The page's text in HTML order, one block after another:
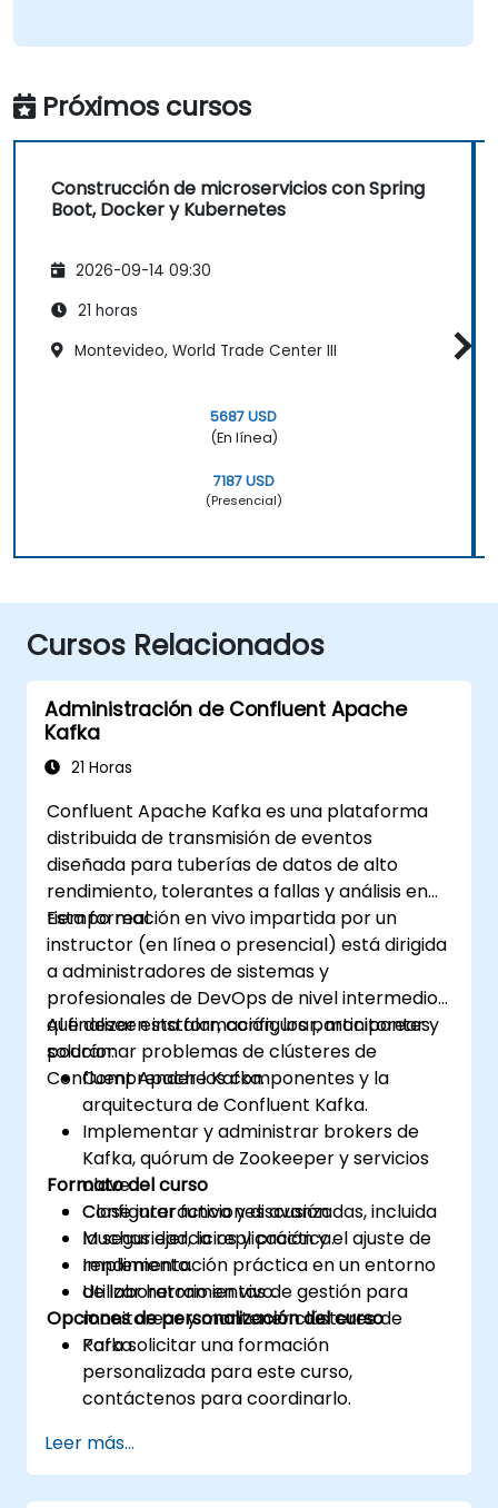
Próximos cursos
Construcción de microservicios con Spring
Boot, Docker y Kubernetes
2026-09-14 09:30
21 horas
Montevideo, World Trade Center III
5687 USD
(En línea)
7187 USD
(Presencial)
Cursos Relacionados
Administración de Confluent Apache
Kafka
21 Horas
Confluent Apache Kafka es una plataforma
distribuida de transmisión de eventos
diseñada para tuberías de datos de alto
rendimiento, tolerantes a fallas y análisis en
tiempo real.
Esta formación en vivo impartida por un
instructor (en línea o presencial) está dirigida
a administradores de sistemas y
profesionales de DevOps de nivel intermedio
que deseen instalar, configurar, monitorear y
solucionar problemas de clústeres de
Confluent Apache Kafka.
Al finalizar esta formación, los participantes
podrán:
Comprender los componentes y la
arquitectura de Confluent Kafka.
Implementar y administrar brokers de
Kafka, quórum de Zookeeper y servicios
clave.
Configurar funciones avanzadas, incluida
la seguridad, la replicación y el ajuste de
rendimiento.
Utilizar herramientas de gestión para
monitorear y mantener clústeres de
Kafka.
Formato del curso
Clase interactiva y discusión.
Muchas ejercicios y práctica.
Implementación práctica en un entorno
de laboratorio en vivo.
Opciones de personalización del curso
Para solicitar una formación
personalizada para este curso,
contáctenos para coordinarlo.
Leer más...